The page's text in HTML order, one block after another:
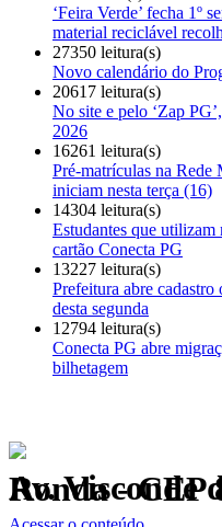
‘Feira Verde’ fecha 1º
material reciclável
27350 leitura(s)
Novo calendário do
20617 leitura(s)
No site e pelo ‘Zap
2026
16261 leitura(s)
Pré-matrículas na
iniciam nesta terça (16)
14304 leitura(s)
Estudantes que utilizam
cartão Conecta PG
13227 leitura(s)
Prefeitura abre cadastro
desta segunda
12794 leitura(s)
Conecta PG abre
bilhetagem
Av. Visconde de Taunay, 950 -
Política de Privacidade.